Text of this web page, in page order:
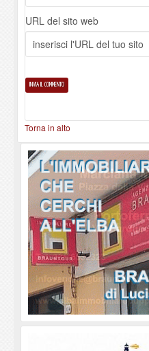
URL del sito web
Torna in alto